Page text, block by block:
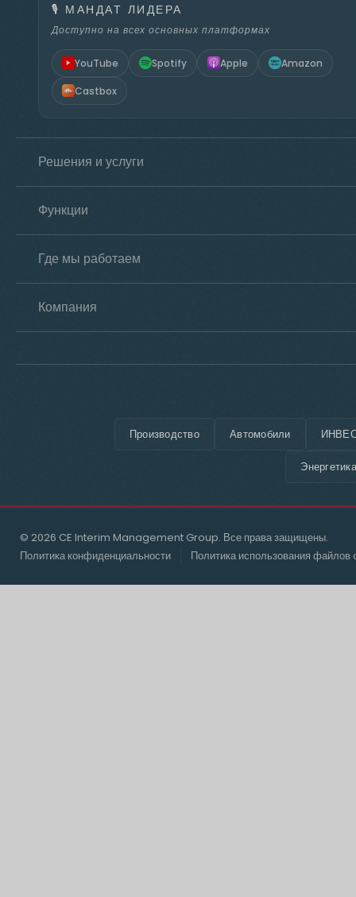
🎙️ МАНДАТ ЛИДЕРА
Доступно на всех основных платформах
YouTube Spotify Apple Amazon
Castbox
Решения и услуги
Функции
Где мы работаем
Компания
Производство Автомобили
© 2026 CE Interim Management Group. Все права защищены.
Политика конфиденциальности
Политика использования